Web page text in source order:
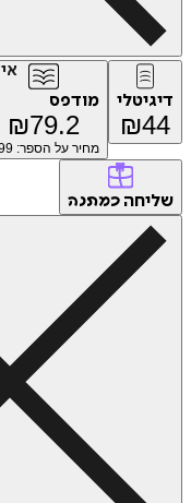
איזה
₪
מודפס
₪79.2
מחיר על הספר: ₪99
כמתנה